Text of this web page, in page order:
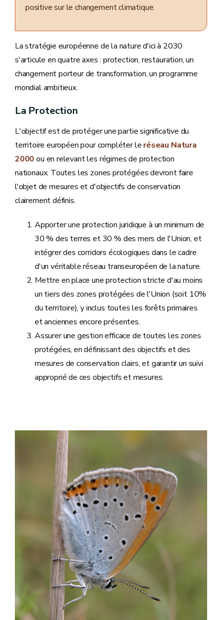
positive sur le changement climatique.
La stratégie européenne de la nature d'ici à 2030
s'articule en quatre axes : protection, restauration, un
changement porteur de transformation, un programme
mondial ambitieux.
La Protection
L'objectif est de protéger une partie significative du
territoire européen pour compléter le réseau Natura
2000 ou en relevant les régimes de protection
nationaux. Toutes les zones protégées devront faire
l'objet de mesures et d'objectifs de conservation
clairement définis.
Apporter une protection juridique à un minimum de
30 % des terres et 30 % des mers de l'Union, et
intégrer des corridors écologiques dans le cadre
d'un véritable réseau transeuropéen de la nature.
Mettre en place une protection stricte d'au moins
un tiers des zones protégées de l'Union (soit 10%
du territoire), y inclus toutes les forêts primaires
et anciennes encore présentes.
Assurer une gestion efficace de toutes les zones
protégées, en définissant des objectifs et des
mesures de conservation clairs, et garantir un suivi
approprié de ces objectifs et mesures.